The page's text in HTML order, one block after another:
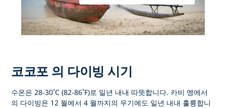
코코포 의 다이빙 시기
수온은 28-30˚C (82-86˚F)로 일년 내내 따뜻합니다. 카비 엥에서
의 다이빙은 12 월에서 4 월까지의 우기에도 일년 내내 훌륭합니